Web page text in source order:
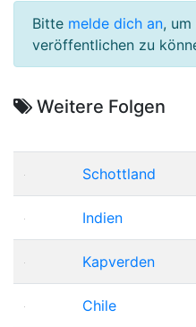
Bitte melde dich an, um
veröffentlichen zu
Weitere Folgen
Schottland
Indien
Kapverden
Chile